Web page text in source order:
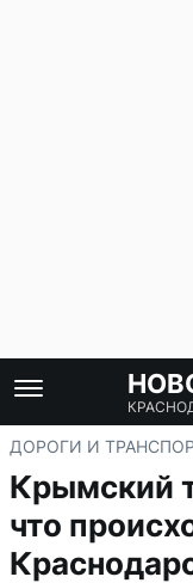
ДОРОГИ И
Крымский
что